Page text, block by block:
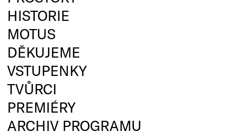
HISTORIE
MOTUS
DĚKUJEME
VSTUPENKY
TVŮRCI
PREMIÉRY
ARCHIV PROGRAMU